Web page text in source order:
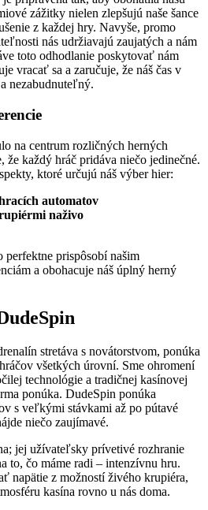
zážitky nielen zlepšujú naše šance
z každej hry. Navyše, promo
nás udržiavajú zaujatých a nám
toto odhodlanie poskytovať nám
vracať sa a zaručuje, že náš čas v
nezabudnuteľný.
na centrum rozličných herných
že každý hráč pridáva niečo jedinečné.
ktoré určujú náš výber hier:
automatov
naživo
perfektne prispôsobí našim
a obohacuje náš úplný herný
stretáva s novátorstvom, ponúka
všetkých úrovní. Sme ohromení
technológie a tradičnej kasínovej
ponúka. DudeSpin ponúka
s veľkými stávkami až po pútavé
niečo zaujímavé.
jej užívateľsky prívetivé rozhranie
to, čo máme radi – intenzívnu hru.
napätie z možností živého krupiéra,
kasína rovno u nás doma.